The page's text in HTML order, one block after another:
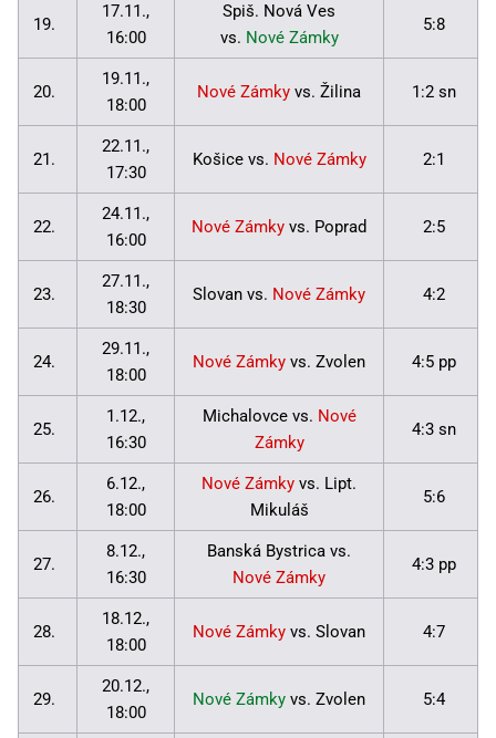
19.
17.11.,
16:00
Spiš. Nová Ves
vs. Nové Zámky
5:8
20.
19.11.,
18:00
Nové Zámky vs. Žilina 1:2 sn
21.
22.11.,
17:30
Košice vs. Nové Zámky 2:1
22.
24.11.,
16:00
Nové Zámky vs. Poprad 2:5
23.
27.11.,
18:30
Slovan vs. Nové Zámky 4:2
24.
29.11.,
18:00
Nové Zámky vs. Zvolen 4:5 pp
25.
1.12.,
16:30
Michalovce vs. Nové
Zámky
4:3 sn
26.
6.12.,
18:00
Nové Zámky vs. Lipt.
Mikuláš
5:6
27.
8.12.,
16:30
Banská Bystrica vs.
Nové Zámky
4:3 pp
28.
18.12.,
18:00
Nové Zámky vs. Slovan 4:7
29.
20.12.,
18:00
Nové Zámky vs. Zvolen 5:4